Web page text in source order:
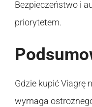
Bezpieczeństwo i
priorytetem.
Gdzie kupić Viagrę
wymaga